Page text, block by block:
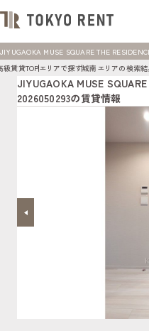
JIYUGAOKA MUSE SQUARE THE
級賃貸TOPエリアで探す城南エリアの検索
JIYUGAOKA MUSE
2026050293の賃貸情報